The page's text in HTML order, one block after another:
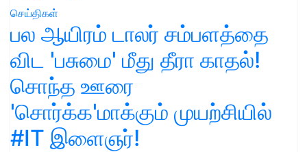
செய்திகள்
பல ஆயிரம் டாலர் சம்பளத்தை
விட 'பசுமை' மீது தீரா காதல்!
சொந்த ஊரை
'சொர்க்க'மாக்கும் முயற்சியில்
#IT இளைஞர்!